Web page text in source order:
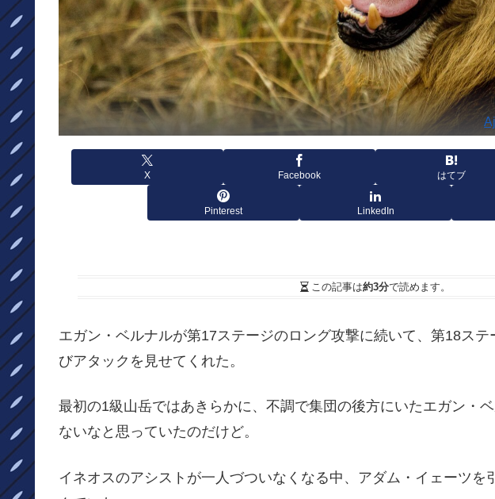
X Facebook はてブ
Pinterest LinkedIn
この記事は約3分で読めます。
エガン・ベルナルが第17ステージのロング攻撃に続いて、第18ス
びアタックを見せてくれた。
最初の1級山岳ではあきらかに、不調で集団の後方にいたエガン・
ないなと思っていたのだけど。
イネオスのアシストが一人づついなくなる中、アダム・イェーツを